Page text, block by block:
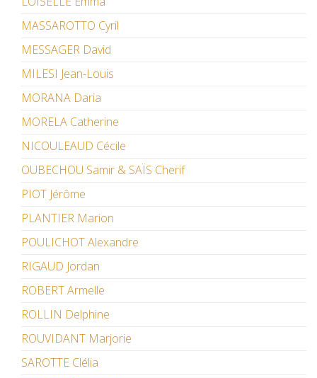
MASSAROTTO Cyril
MESSAGER David
MILESI Jean-Louis
MORANA Daria
MORELA Catherine
NICOULEAUD Cécile
OUBECHOU Samir & SAÏS Cherif
PIOT Jérôme
PLANTIER Marion
POULICHOT Alexandre
RIGAUD Jordan
ROBERT Armelle
ROLLIN Delphine
ROUVIDANT Marjorie
SAROTTE Clélia